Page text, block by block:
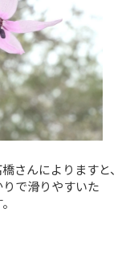
さんによりますと、
で滑りやすいた